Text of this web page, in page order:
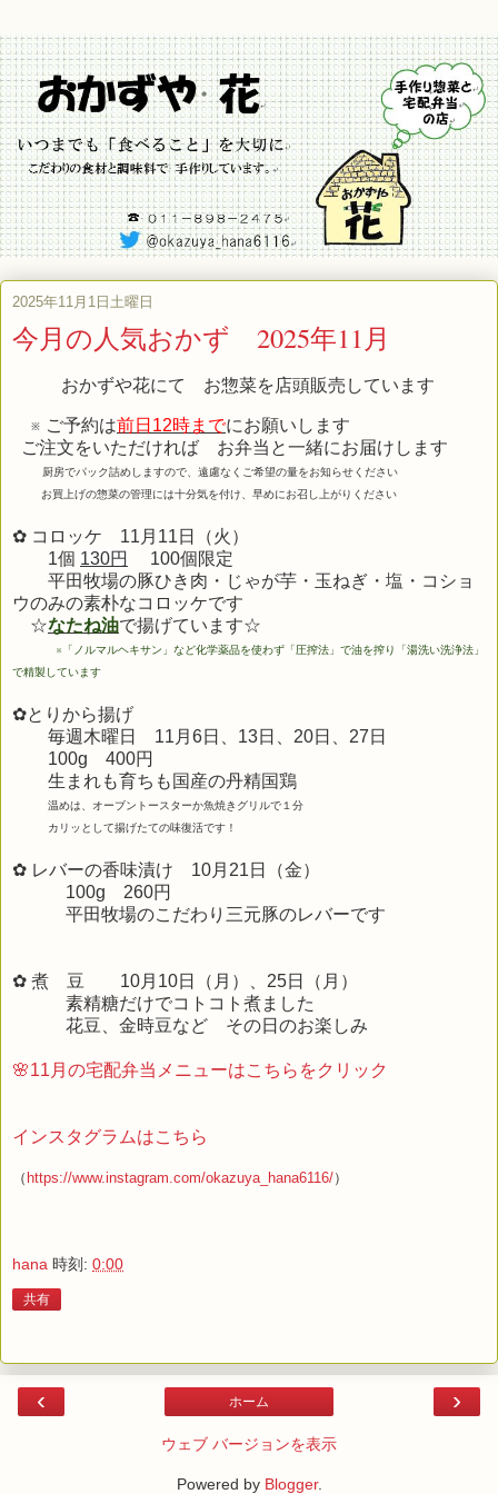
2025年11月1日土曜日
今月の人気おかず 2025年11月
おかずや花にて お惣菜を店頭販売しています
※ ご予約は前日12時までにお願いします
ご注文をいただければ お弁当と一緒にお届けします
厨房でパック詰めしますので、遠慮なくご希望の量をお知らせください
お買上げの惣菜の管理には十分気を付け、早めにお召し上がりください
✿ コロッケ 11月11日（火）
1個 130円
100個限定
平田牧場の豚ひき肉・じゃが芋・玉ねぎ・塩・コショ
ウのみの素朴なコロッケです
☆なたね油で揚げています☆
※ 「ノルマルヘキサン」など化学薬品を使わず「圧搾法」で油を搾り「湯洗い洗浄法」
で精製しています
✿とりから揚げ
毎週木曜日 11月6日、13日、20日、27日
100g 400円
生まれも育ちも 国産の丹精国鶏
温めは、オーブントースターか魚焼きグリルで１分
カリッとして揚げたての味復活です！
✿ レバーの香味漬け 10月21 日（金）
100g 260円
平田牧場のこだわり三元豚のレバーです
✿ 煮 豆 10月10日
（月）、25日（月）
素精糖だけでコトコト煮ました
花豆、金時豆など その日のお楽しみ
🌸11月の宅配弁当メニューはこちらをクリック
インスタグラムはこちら
（ https://www.instagram.com/okazuya_hana6116/）
hana 時刻: 0:00
共有
‹ ›
ホーム
ウェブ バージョンを表示
Powered by Blogger.